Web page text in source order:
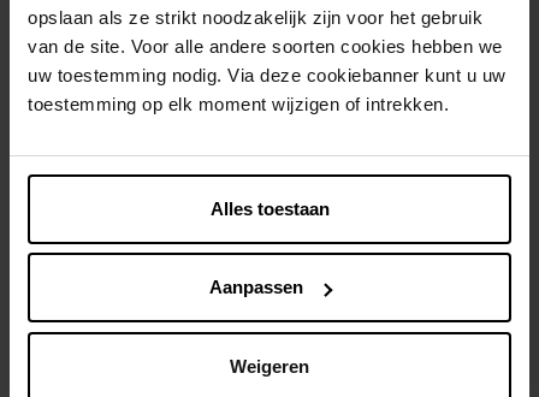
opslaan als ze strikt noodzakelijk zijn voor het gebruik
van de site. Voor alle andere soorten cookies hebben we
uw toestemming nodig. Via deze cookiebanner kunt u uw
toestemming op elk moment wijzigen of intrekken.
Alles toestaan
Aanpassen
Weigeren
€ 50,00 In winkelmandje € 84,00 In winkelmandje
Web Exclusief
Verwarmend bureaulegger
Web Exclusief
Electronic Scale Xl